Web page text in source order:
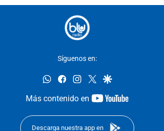
Síguenos en:
whatsappfacebookinstagram
twittergoogle
Más contenido en
youtube-
Descarga nuestra app en